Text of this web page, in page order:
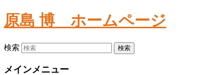
原島 博 ホームページ
検索
メインメニュー